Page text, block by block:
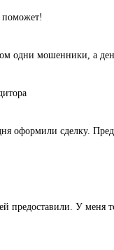
поможет!
одни мошенники, а
оформили сделку.
У меня